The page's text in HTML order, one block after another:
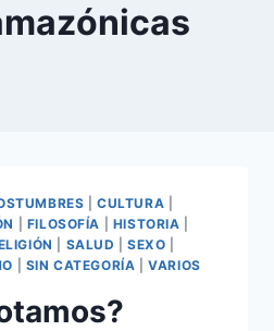
|CULTURA
FILOSOFÍA HISTORIA
SALUD |SEXO
SIN CATEGORÍA |VARIOS